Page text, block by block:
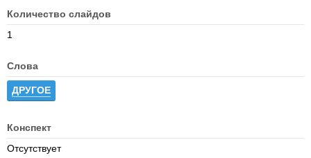
Количество слайдов
1
Слова
ДРУГОЕ
Конспект
Отсутствует